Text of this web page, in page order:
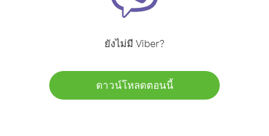
ยังไม่มี Viber?
ดาวน์โหลดตอนนี้